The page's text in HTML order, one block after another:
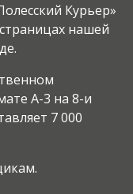
Курьер»
нашей
А-3 на 8-и
7 000